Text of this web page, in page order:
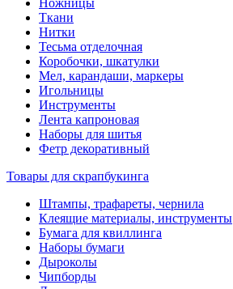
Ножницы
Ткани
Нитки
Тесьма отделочная
Коробочки, шкатулки
Мел, карандаши, маркеры
Игольницы
Инструменты
Лента капроновая
Наборы для шитья
Фетр декоративный
Товары для скрапбукинга
Штампы, трафареты, чернила
Клеящие материалы, инструменты
Бумага для квиллинга
Наборы бумаги
Дыроколы
Чипборды